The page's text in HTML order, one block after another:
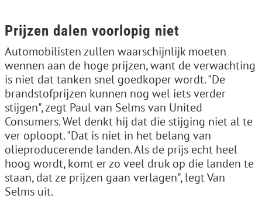
Prijzen dalen voorlopig niet
Automobilisten zullen waarschijnlijk moeten
wennen aan de hoge prijzen, want de verwachting
is niet dat tanken snel goedkoper wordt. "De
brandstofprijzen kunnen nog wel iets verder
stijgen", zegt Paul van Selms van United
Consumers. Wel denkt hij dat die stijging niet al te
ver oploopt. "Dat is niet in het belang van
olieproducerende landen. Als de prijs echt heel
hoog wordt, komt er zo veel druk op die landen te
staan, dat ze prijzen gaan verlagen", legt Van
Selms uit.